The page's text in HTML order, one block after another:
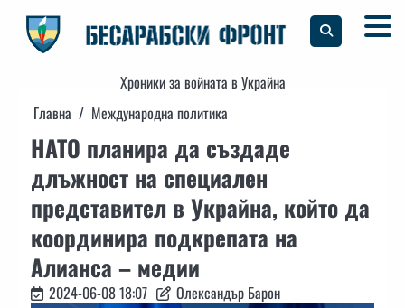
content
Хроники за войната в Украйна
Главна
Международна политика
НАТО планира да създаде
длъжност на специален
представител в Украйна, който да
координира подкрепата на
Алианса – медии
2024-06-08 18:07 Олександър Барон